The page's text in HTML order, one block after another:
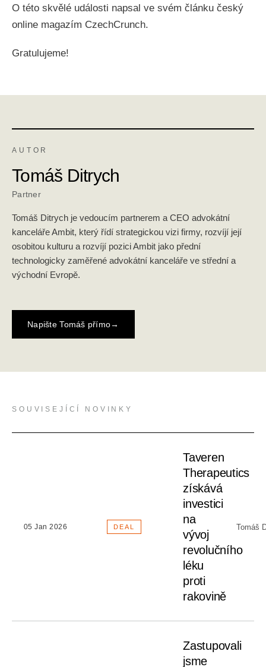
O této skvělé události napsal ve svém článku český
online magazím CzechCrunch.
Gratulujeme!
AUTOR
Tomáš Ditrych
Partner
Tomáš Ditrych je vedoucím partnerem a CEO advokátní
kanceláře Ambit, který řídí strategickou vizi firmy, rozvíjí její
osobitou kulturu a rozvíjí pozici Ambit jako přední
technologicky zaměřené advokátní kanceláře ve střední a
východní Evropě.
Napište Tomáš přímo→
SOUVISEJÍCÍ NOVINKY
05 Jan 2026 DEAL
Taveren
Therapeutics
získává
investici
na
vývoj
revolučního
léku
proti
rakovině
Tomáš
Zastupovali
jsme